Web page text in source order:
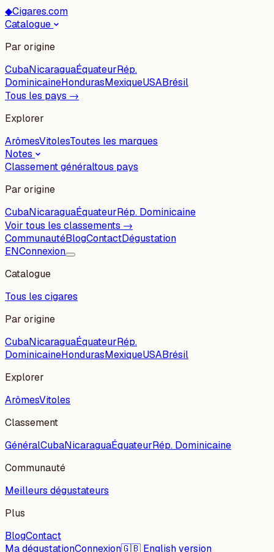
◆Cigares.com
Catalogue
Par origine
CubaNicaraguaÉquateurRép.
DominicaineHondurasMexiqueUSABrésil
Tous les pays →
Explorer
ArômesVitolesToutes les marques
Notes
Classement généraltous pays
Par origine
CubaNicaraguaÉquateurRép. Dominicaine
Voir tous les classements →
CommunautéBlogContactDégustation
ENConnexion
Catalogue
Tous les cigares
Par origine
CubaNicaraguaÉquateurRép.
DominicaineHondurasMexiqueUSABrésil
Explorer
ArômesVitoles
Classement
GénéralCubaNicaraguaÉquateurRép. Dominicaine
Communauté
Meilleurs dégustateurs
Plus
BlogContact
Ma dégustationConnexion🇬🇧 English version